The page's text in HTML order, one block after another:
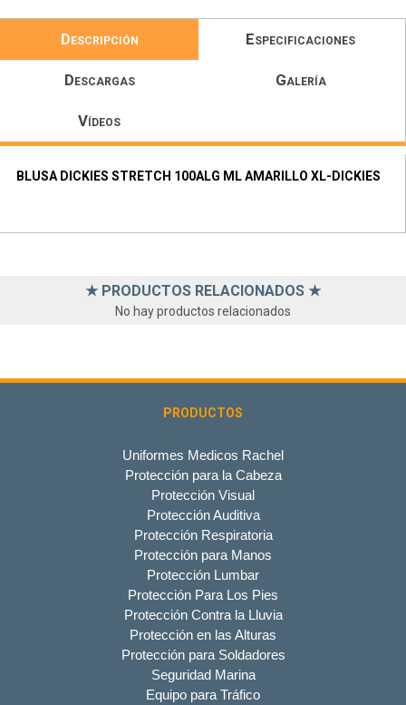
Descripción Especificaciones
Descargas Galería
Vídeos
BLUSA DICKIES STRETCH 100ALG ML AMARILLO XL-DICKIES
★ PRODUCTOS RELACIONADOS ★
No hay productos relacionados
PRODUCTOS
Uniformes Medicos Rachel
Protección para la Cabeza
Protección Visual
Protección Auditiva
Protección Respiratoria
Protección para Manos
Protección Lumbar
Protección Para Los Pies
Protección Contra la Lluvia
Protección en las Alturas
Protección para Soldadores
Seguridad Marina
Equipo para Tráfico